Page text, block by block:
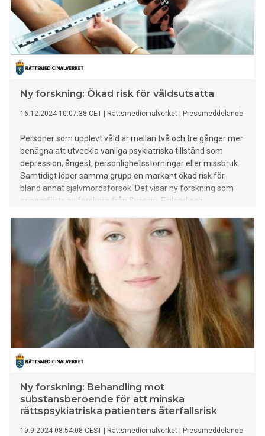
Ny forskning: Ökad risk för våldsutsatta
16.12.2024 10:07:38 CET Rättsmedicinalverket Pressmeddelande
Personer som upplevt våld är mellan två och tre gånger mer
benägna att utveckla vanliga psykiatriska tillstånd som
depression, ångest, personlighetsstörningar eller missbruk.
Samtidigt löper samma grupp en markant ökad risk för
bland annat självmordsförsök. Det visar ny forskning som
genomförts av forskare från Sverige, Finland och
Ny forskning: Behandling mot
substansberoende för att minska
rättspsykiatriska patienters återfallsrisk
19.9.2024 08:54:08 CEST Rättsmedicinalverket Pressmeddelande